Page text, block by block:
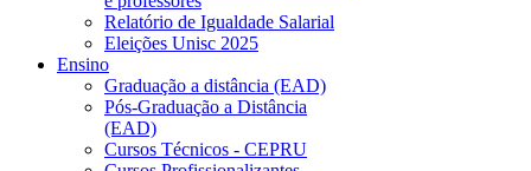
Relatório de Igualdade Salarial
Eleições Unisc 2025
Ensino
Graduação a distância (EAD)
Pós-Graduação a Distância
(EAD)
Cursos Técnicos - CEPRU